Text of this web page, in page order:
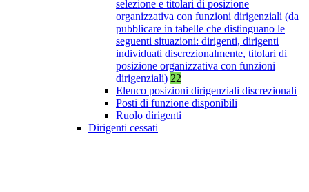
selezione e titolari di posizione
organizzativa con funzioni dirigenziali (da
pubblicare in tabelle che distinguano le
seguenti situazioni: dirigenti, dirigenti
individuati discrezionalmente, titolari di
posizione organizzativa con funzioni
dirigenziali) 22
Elenco posizioni dirigenziali discrezionali
Posti di funzione disponibili
Ruolo dirigenti
Dirigenti cessati